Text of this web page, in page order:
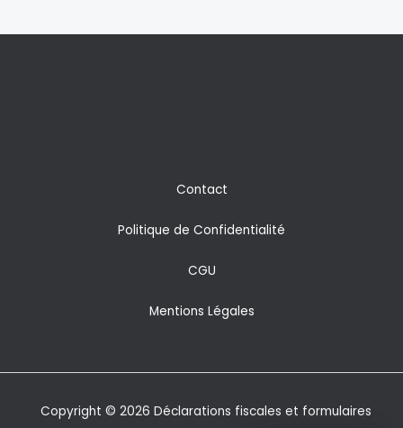
Contact
Politique de Confidentialité
CGU
Mentions Légales
Copyright © 2026 Déclarations fiscales et formulaires